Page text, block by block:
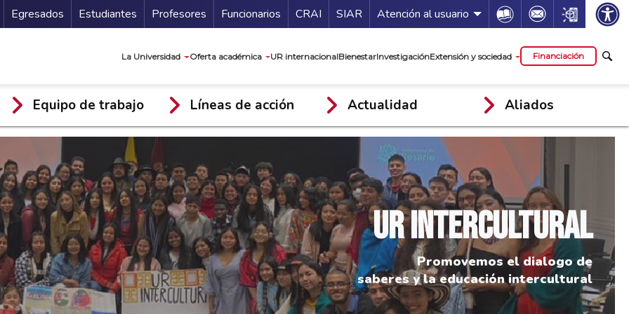
Secundario
Egresados Estudiantes Profesores Funcionarios Guía de servicios
CRAI SIAR Atención al usuario Icon Icon Icon
La Universidad Oferta académica UR internacionalBienestarInvestigaciónExtensión y sociedad Financiación
Equipo de trabajo Líneas de acción Actualidad Aliados
UR Intercultural
Promovemos el dialogo de
saberes y la educación intercultural